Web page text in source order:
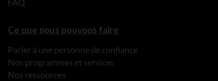
FAQ
Ce que nous pouvons faire
Parler à une personne de confiance
Nos programmes et services
Nos ressources